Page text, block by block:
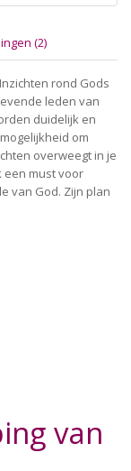
(2)
rond Gods
leden van
duidelijk en
om
overweegt in je
een must voor
van God. Zijn plan
van